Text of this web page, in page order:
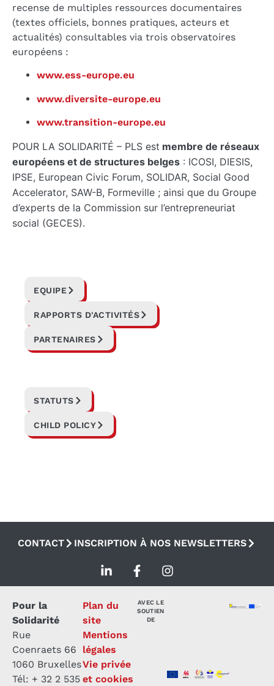
recense de multiples ressources documentaires
(textes officiels, bonnes pratiques, acteurs et
actualités) consultables via trois observatoires
européens :
www.ess-europe.eu
www.diversite-europe.eu
www.transition-europe.eu
POUR LA SOLIDARITÉ – PLS est membre de réseaux
européens et de structures belges : ICOSI, DIESIS,
IPSE, European Civic Forum, SOLIDAR, Social Good
Accelerator, SAW-B, Formeville ; ainsi que du Groupe
d’experts de la Commission sur l’entrepreneuriat
social (GECES).
EQUIPE
RAPPORTS D'ACTIVITÉS
PARTENAIRES
STATUTS
CHILD POLICY
CONTACT INSCRIPTION À NOS NEWSLETTERS
Pour la
Solidarité
Rue
Coenraets 66
1060 Bruxelles
Tél: + 32 2 535
AVEC LE
SOUTIEN
DE
Plan du
site
Mentions
légales
Vie privée
et cookies